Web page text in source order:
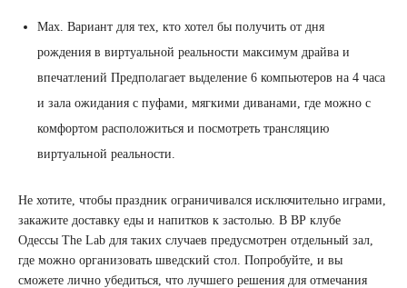
Max. Вариант для тех, кто хотел бы получить от дня
рождения в виртуальной реальности максимум драйва и
впечатлений Предполагает выделение 6 компьютеров на 4 часа
и зала ожидания с пуфами, мягкими диванами, где можно с
комфортом расположиться и посмотреть трансляцию
виртуальной реальности.
Не хотите, чтобы праздник ограничивался исключительно играми,
закажите доставку еды и напитков к застолью. В ВР клубе
Одессы The Lab для таких случаев предусмотрен отдельный зал,
где можно организовать шведский стол. Попробуйте, и вы
сможете лично убедиться, что лучшего решения для отмечания